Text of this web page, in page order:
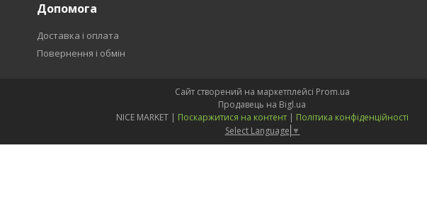
Допомога
Доставка і оплата
Повернення і обмін
Сайт створений на маркетплейсі Prom.ua
Продавець на Bigl.ua
NICE MARKET | Поскаржитися на контент | Політика конфіденційності
Select Language ▼